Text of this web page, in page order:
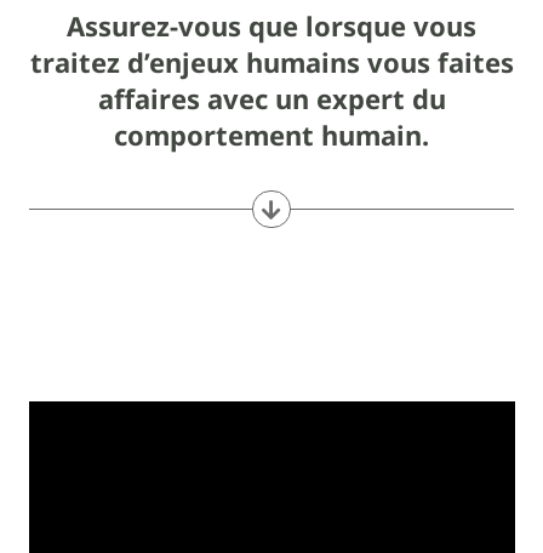
Assurez-vous que lorsque vous
traitez d’enjeux humains vous faites
affaires avec un expert du
comportement humain.